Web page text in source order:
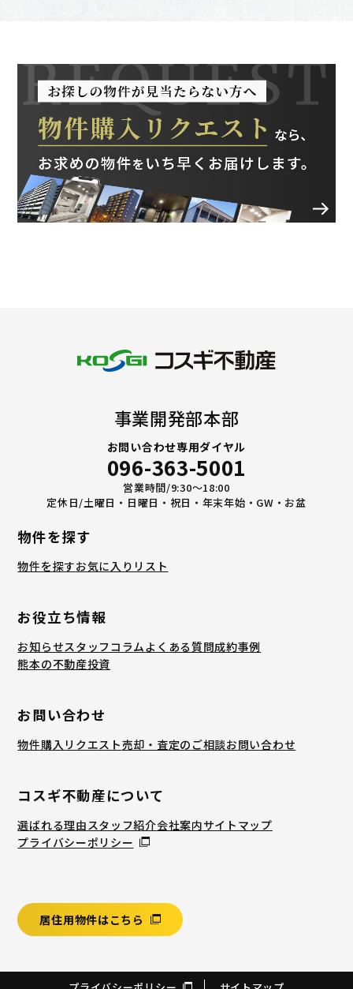
事業開発部本部
お問い合わせ専用ダイヤル
096-363-5001
営業時間/9:30〜18:00
定休日/土曜日・日曜日・祝日・年末年始・GW・お盆
物件を探す
物件を探すお気に入りリスト
お役立ち情報
お知らせスタッフコラムよくある質問成約事例
熊本の不動産投資
お問い合わせ
物件購入リクエスト売却・査定のご相談お問い合わせ
コスギ不動産について
選ばれる理由スタッフ紹介会社案内サイトマップ
プライバシーポリシー
居住用物件はこちら